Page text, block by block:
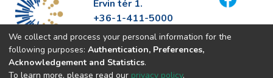
Ervin tér 1.
+36-1-411-5000
info@fszek.hu
https://fszek.hu
We collect and process your personal information for the
following purposes: Authentication, Preferences,
Acknowledgement and Statistics.
To learn more, please read our privacy policy.